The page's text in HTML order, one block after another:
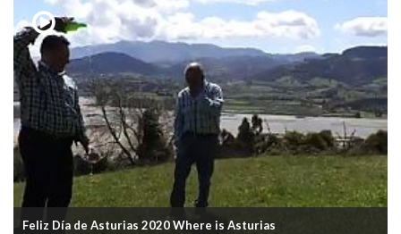
Feliz Día de Asturias 2020 Where is Asturias